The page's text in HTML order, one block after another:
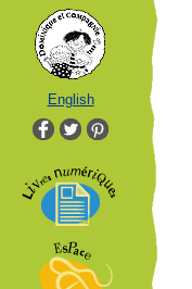
English